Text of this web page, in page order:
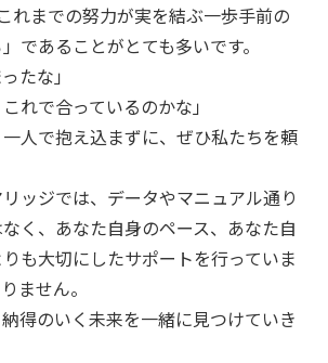
れまでの努力が実を結ぶ一歩手前の
であることがとても多いです。
たな」
れで合っているのかな」
人で抱え込まずに、ぜひ私たちを頼
ッジでは、データやマニュアル通り
く、あなた自身のペース、あなた自
も大切にしたサポートを行っていま
ません。
得のいく未来を一緒に見つけていき